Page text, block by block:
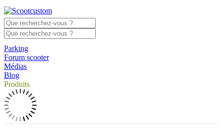
Parking
Forum scooter
Médias
Blog
Produits